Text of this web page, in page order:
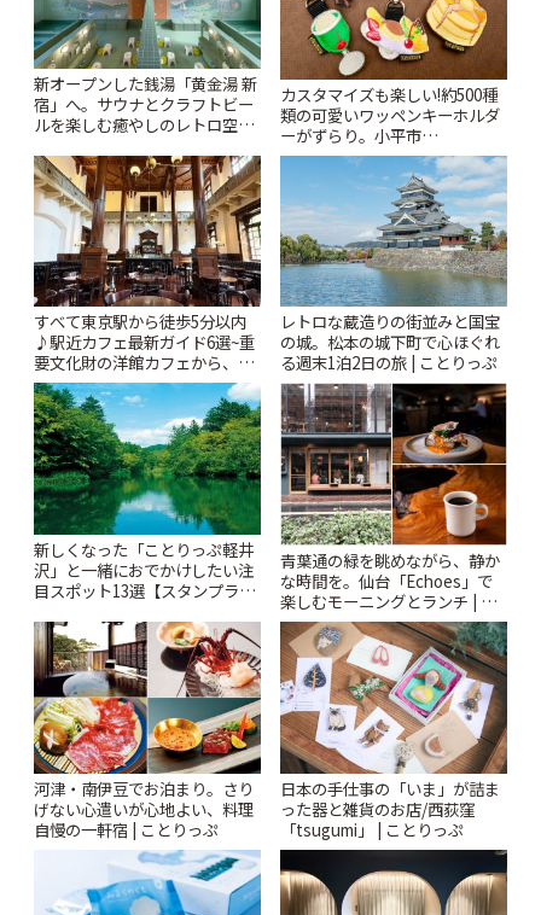
新オープンした銭湯「黄金湯 新
宿」へ。サウナとクラフトビー
ルを楽しむ癒やしのレトロ空間
カスタマイズも楽しい!約500種
類の可愛いワッペンキーホルダ
ーがずらり。小平市
「Kimamaya T&K」 | ことりっ
すべて東京駅から徒歩5分以内
♪駅近カフェ最新ガイド6選~重
要文化財の洋館カフェから、改
札すぐのレトロ喫茶まで~ | こと
りっぷ
レトロな蔵造りの街並みと国宝
の城。松本の城下町で心ほぐれ
る週末1泊2日の旅 | ことりっぷ
新しくなった「ことりっぷ軽井
沢」と一緒におでかけしたい注
目スポット13選【スタンプラリ
青葉通の緑を眺めながら、静か
な時間を。仙台「Echoes」で
楽しむモーニングとランチ | こ
とりっぷ
河津・南伊豆でお泊まり。さり
げない心遣いが心地よい、料理
自慢の一軒宿 | ことりっぷ
日本の手仕事の「いま」が詰ま
った器と雑貨のお店/西荻窪
「tsugumi」 | ことりっぷ